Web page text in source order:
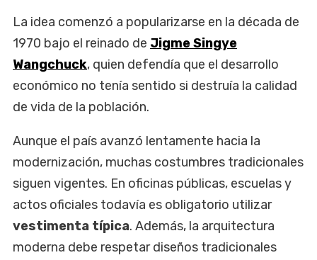
La idea comenzó a popularizarse en la década de
1970 bajo el reinado de Jigme Singye
Wangchuck, quien defendía que el desarrollo
económico no tenía sentido si destruía la calidad
de vida de la población.
Aunque el país avanzó lentamente hacia la
modernización, muchas costumbres tradicionales
siguen vigentes. En oficinas públicas, escuelas y
actos oficiales todavía es obligatorio utilizar
vestimenta típica. Además, la arquitectura
moderna debe respetar diseños tradicionales